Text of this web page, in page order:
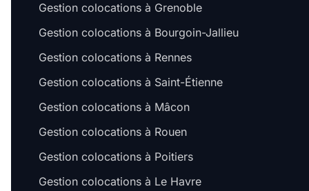
Gestion colocations à Grenoble
Gestion colocations à Bourgoin-Jallieu
Gestion colocations à Rennes
Gestion colocations à Saint-Étienne
Gestion colocations à Mâcon
Gestion colocations à Rouen
Gestion colocations à Poitiers
Gestion colocations à Le Havre